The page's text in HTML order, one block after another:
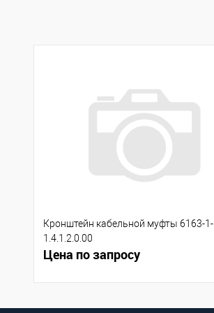
Кронштейн кабельной муфты 6163-1-
1.4.1.2.0.00
Цена по запросу